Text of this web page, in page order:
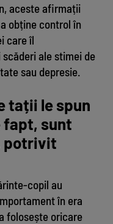
aceste afirmații
obține control în
care îl
ale stimei de
sau depresie.
tații le spun
fapt, sunt
potrivit
copil au
în era
folosește oricare